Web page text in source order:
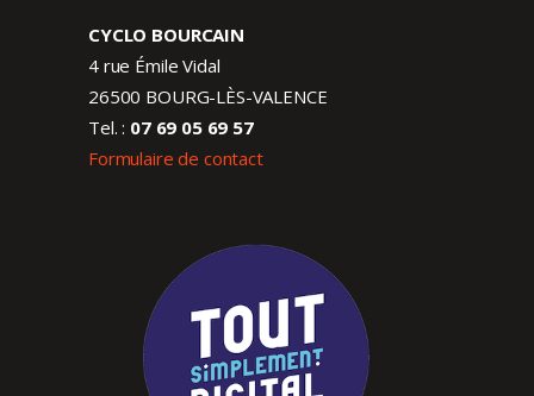
CYCLO BOURCAIN
4 rue Émile Vidal
26500 BOURG-LÈS-VALENCE
Tel. : 07 69 05 69 57
Formulaire de contact